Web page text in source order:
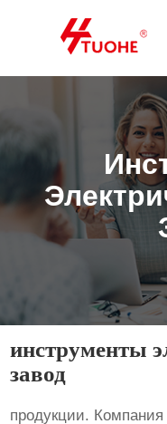
инструменты
завод
продукции.